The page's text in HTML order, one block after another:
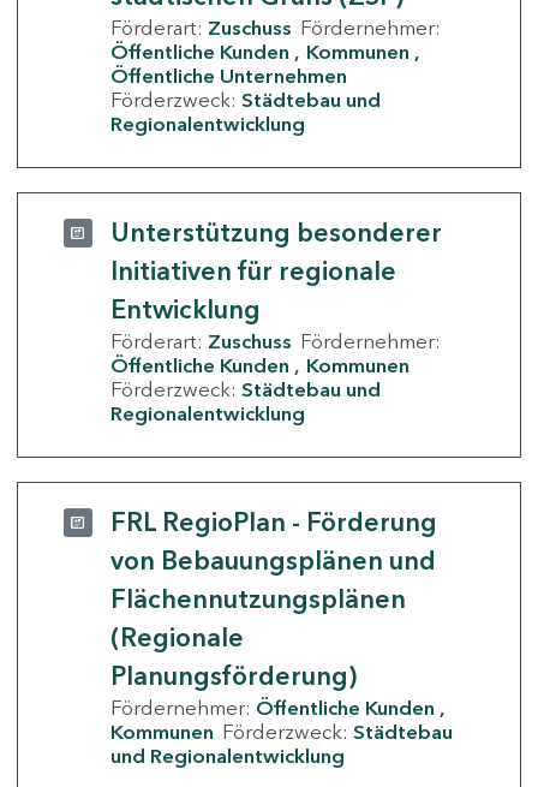
Förderart: Zuschuss Fördernehmer:
Öffentliche Kunden
Kommunen
Öffentliche Unternehmen
Förderzweck: Städtebau und
Regionalentwicklung
Unterstützung besonderer
Initiativen für regionale
Entwicklung
Förderart: Zuschuss Fördernehmer:
Öffentliche Kunden
Kommunen
Förderzweck: Städtebau und
Regionalentwicklung
FRL RegioPlan - Förderung
von Bebauungsplänen und
Flächennutzungsplänen
(Regionale
Planungsförderung)
Fördernehmer: Öffentliche Kunden
Kommunen Förderzweck: Städtebau
und Regionalentwicklung